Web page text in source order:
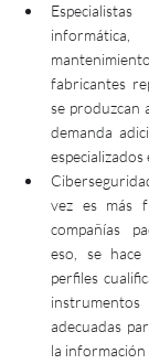
fabricantes
se produzcan
demanda
especializados
vez es más
compañías
eso, se hace
perfiles
adecuadas
la información